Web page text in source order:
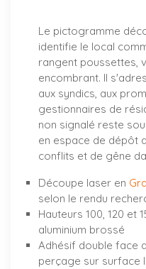
Le pictogramme
identifie le local
rangent poussettes,
encombrant. Il
aux syndics, aux
gestionnaires de
non signalé reste
en espace de dépôt
conflits et de gêne
Découpe laser en
selon le rendu
Hauteurs 100, 120 et
aluminium brossé
Adhésif double face
perçage sur surface